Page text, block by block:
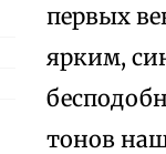
первых
ярким,
тонов